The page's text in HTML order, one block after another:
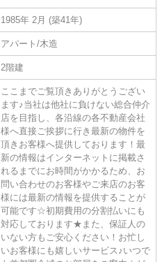
1985年 2月 (築41年)
アパート/木造
2階建
ここまでご覧頂きありがとうござい
ます♪当社は他社に負けない総合仲介
店を目指し、各沿線の各不動産会社
様へ直接ご挨拶に行き最新の物件を
頂きお客様へ提供しております！最
新の情報はインターネットに掲載さ
れるまでにお時間がかかるため、お
問い合わせのお客様やご来店のお客
様には最新の情報を提供することが
可能です☆初期費用の分割払いにも
対応しております★また、保証人の
いない方もご安心ください！お忙し
いお客様にも嬉しいサービス♪いつで